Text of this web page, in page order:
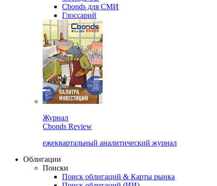
Новости & Research Hub
Новости рынка
Research Hub
Сбондс-ТВ
Cbonds для СМИ
Глоссарий
Cbonds Review
ежеквартальный аналитический журнал